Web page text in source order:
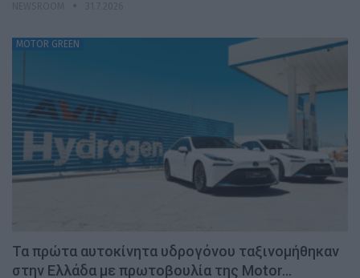
MOTOR GREEN
Τα πρώτα αυτοκίνητα υδρογόνου ταξινομήθηκαν
στην Ελλάδα με πρωτοβουλία της Motor…